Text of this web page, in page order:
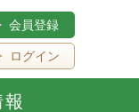
会員登録
ログイン